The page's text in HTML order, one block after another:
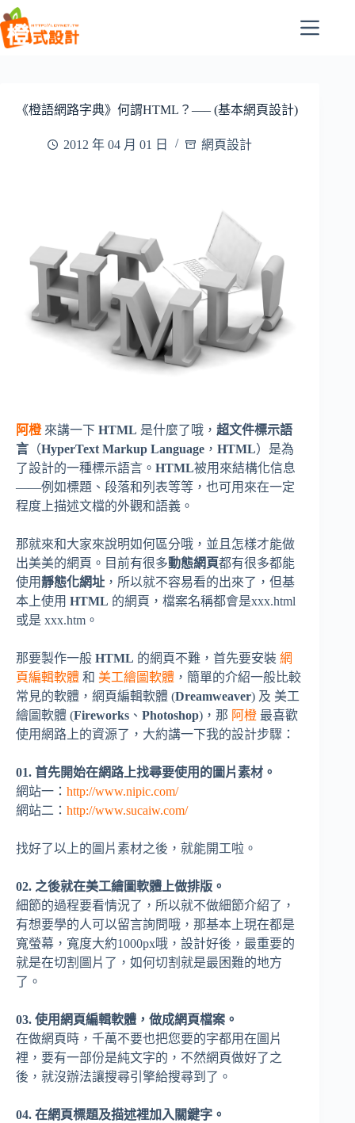
跳
至
主
《橙語網路字典》何謂HTML？—– (基本網頁設計)
2012 年 04 月 01 日 網頁設計
阿橙來講一下 HTML 是什麼了哦， 超文件標示語
言 （HyperText Markup Language ， HTML）是為
了設計的一種標示語言。 HTML被用來結構化信息
——例如標題、段落和列表等等，也可用來在一定
程度上描述文檔的外觀和語義。
那就來和大家來說明如何區分哦，並且怎樣才能做
出美美的網頁。目前有很多動態網頁都有很多都能
使用靜態化網址 ，所以就不容易看的出來了，但基
本上使用 HTML 的網頁，檔案名稱都會是xxx.html
或是 xxx.htm。
那要製作一般 HTML 的網頁不難，首先要安裝 網
頁編輯軟體 和 美工繪圖軟體 ，簡單的介紹一般比較
常見的軟體，網頁編輯軟體 (Dreamweaver) 及 美工
繪圖軟體 (Fireworks 、 Photoshop)，那 阿橙 最喜歡
使用網路上的資源了，大約講一下我的設計步驟：
01. 首先開始在網路上找尋要使用的圖片素材。
網站一： http://www.nipic.com/
網站二： http://www.sucaiw.com/
找好了以上的圖片素材之後，就能開工啦。
02. 之後就在美工繪圖軟體上做排版。
細節的過程要看情況了，所以就不做細節介紹了，
有想要學的人可以留言詢問哦，那基本上現在都是
寬螢幕，寬度大約1000px哦，設計好後，最重要的
就是在切割圖片了，如何切割就是最困難的地方
了。
03. 使用網頁編輯軟體，做成網頁檔案。
在做網頁時，千萬不要也把您要的字都用在圖片
裡，要有一部份是純文字的，不然網頁做好了之
後，就沒辦法讓搜尋引擎給搜尋到了。
04. 在網頁標題及描述裡加入關鍵字。